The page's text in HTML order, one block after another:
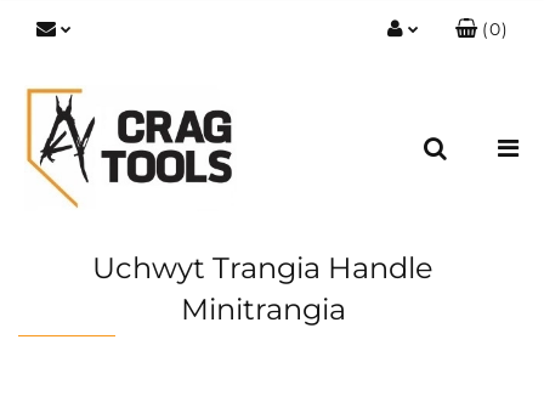
(0)
Uchwyt Trangia Handle
Minitrangia